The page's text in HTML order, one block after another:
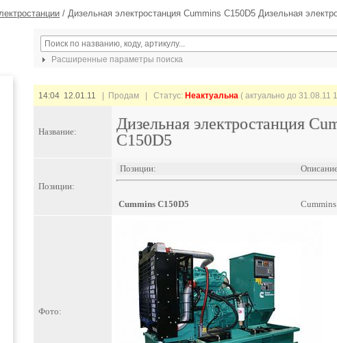
/ Дизельная электростанция Cummins C150D5 Дизельная
Расширенные параметры поиска
14:04 12.01.11 | Продам | Статус: Неактуальна ( актуально до
Название:
Дизельная электростанция
C150D5
Позиции:
Позиции:
Cummins C150D5
Фото: